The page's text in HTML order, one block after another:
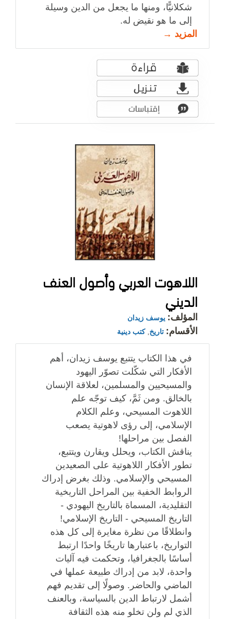
شكلانيًّا، ومنها ما يجعل من الدين وسيلة
إلى ما هو نقيض له.
المزيد →
اللاهوت العربي وأصول العنف
الديني
المؤلف: يوسف زيدان
الأقسام: تاريخ ,كتب دينية
في هذا الكتاب يتتبع يوسف زيدان، أهم
الأفكار التي شكّلت تصوّر اليهود
والمسيحيين والمسلمين، لعلاقة الإنسان
بالخالق. ومن ثَمَّ، كيف توجّه علم
اللاهوت المسيحي، وعلم الكلام
الإسلامي، إلى رؤى لاهوتية يصعب
الفصل بين مراحلها!
يناقش الكتاب، ويحلل ويقارن ويتتبع،
تطور الأفكار اللاهوتية على الصعيدين
المسيحي والإسلامي. وذلك بغرض إدراك
الروابط الخفية بين المراحل التاريخية
التقليدية، المسماة بالتاريخ اليهودي -
التاريخ المسيحي - التاريخ الإسلامي!
وانطلاقًا من نظرة مغايرة إلى كل هذه
التواريخ، باعتبارها تاريخًا واحدًا ارتبط
أساسًا بالجغرافيا، وتحكمت فيه آليات
واحدة، لابد من إدراك طبيعة عملها في
الماضي والحاضر. وصولًا إلى تقديم فهم
أشمل لارتباط الدين بالسياسة، وبالعنف
الذي لم ولن تخلو منه هذه الثقافة